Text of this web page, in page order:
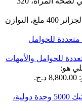
فيتاكس الجزائر 400 ملغ، التوازن
للحوامل والأمهات
هو: